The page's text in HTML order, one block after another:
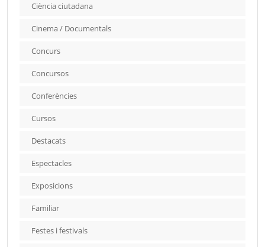
Ciència ciutadana
Cinema / Documentals
Concurs
Concursos
Conferències
Cursos
Destacats
Espectacles
Exposicions
Familiar
Festes i festivals